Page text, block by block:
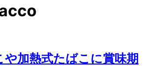
加熱式たばこに賞味期